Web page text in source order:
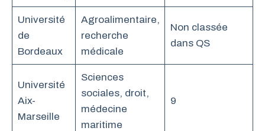
Université
de
Bordeaux
Agroalimentaire,
recherche
médicale
Non classée
dans QS
Université
Aix-
Marseille
Sciences
sociales, droit,
médecine
maritime
9